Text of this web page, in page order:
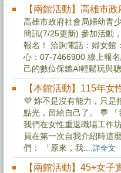
【兩館活動】高雄市
高雄市政府社會局婦幼青
簡訊(7/25更新) 參加活動
報名！ 洽詢電話：婦女館
心：07-7466900 線上報
己的數位保鑣AI輕鬆玩與
【本館活動】115年女
💜 妳不是沒有能力，只是
點光，留給自己了。 💬
我們在女性重返職場工作
員在第一次自我介紹時這
們： 「原來，我....詳全文
【兩館活動】45+女子